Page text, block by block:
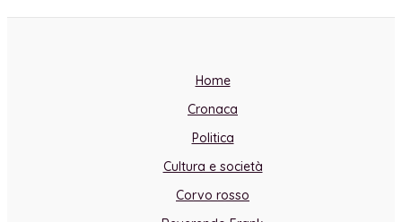
Home
Cronaca
Politica
Cultura e società
Corvo rosso